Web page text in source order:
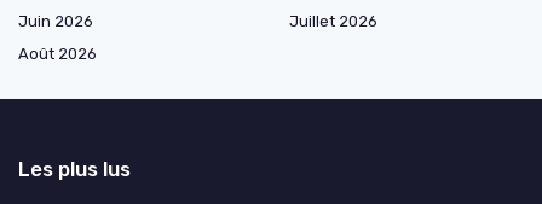
Juin 2026
Juillet 2026
Août 2026
Les plus lus